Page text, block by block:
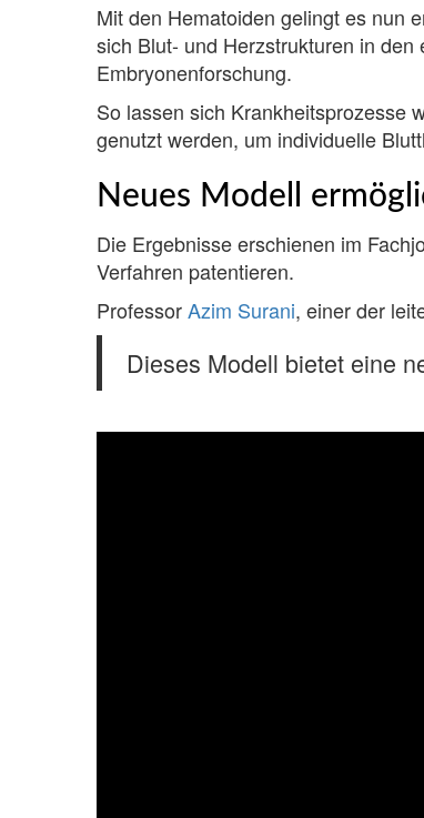
Mit den Hematoiden gelingt es nun
sich Blut- und Herzstrukturen in
Embryonenforschung.
So lassen sich Krankheitsprozesse
genutzt werden, um individuelle
Neues Modell
Die Ergebnisse erschienen im
Verfahren patentieren.
ProfessorAzim Surani, einer der
Dieses Modell bietet eine